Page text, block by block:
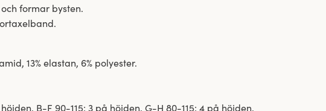
formar bysten.
13% elastan, 6% polyester.
B-F 90-115: 3 på höjden. G-H 80-115: 4 på höjden.